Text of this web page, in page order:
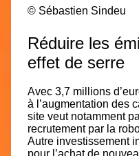
© Sébastien Sindeu
Réduire les
effet de serre
Avec 3,7 millions
à l’augmentation des
site veut notamment
recrutement par la
Autre investissement